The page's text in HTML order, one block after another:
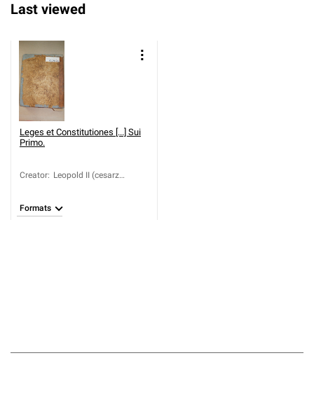
Last viewed
Leges et Constitutiones [...] Sui
Primo.
Creator: Leopold II (cesarz
Formats